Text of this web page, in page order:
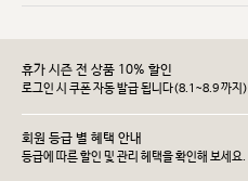
휴가 시즌 전 상품 10% 할인
로그인 시 쿠폰 자동 발급 됩니다(8.1~8.9 까지)
회원 등급 별 혜택 안내
등급에 따른 할인 및 관리 헤택을 확인해 보세요.